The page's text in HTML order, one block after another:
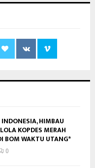
HIMBAU
KOPDES MERAH
BOM WAKTU UTANG*
0